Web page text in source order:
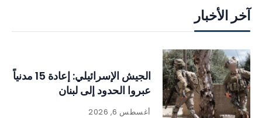
آخر الأخبار
الجيش الإسرائيلي: إعادة 15 مدنياً
عبروا الحدود إلى لبنان
أغسطس 6, 2026